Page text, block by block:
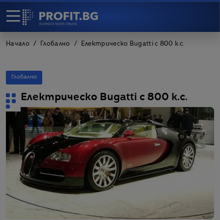
Начало Глобално Електрическо Bugatti с 800 к.с.
Глобално
Електрическо Bugatti с 800 к.с.